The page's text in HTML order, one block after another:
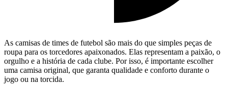
As camisas de times de futebol são mais do que simples peças de
roupa para os torcedores apaixonados. Elas representam a paixão, o
orgulho e a história de cada clube. Por isso, é importante escolher
uma camisa original, que garanta qualidade e conforto durante o
jogo ou na torcida.